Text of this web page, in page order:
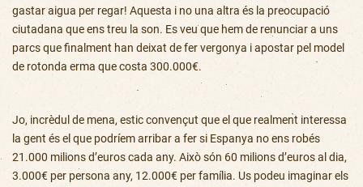
gastar aigua per regar! Aquesta i no una altra és la preocupació
ciutadana que ens treu la son. Es veu que hem de renunciar a uns
parcs que finalment han deixat de fer vergonya i apostar pel model
de rotonda erma que costa 300.000€.
Jo, incrèdul de mena, estic convençut que el que realment interessa
la gent és el que podríem arribar a fer si Espanya no ens robés
21.000 milions d’euros cada any. Això són 60 milions d’euros al dia,
3.000€ per persona any, 12.000€ per família. Us podeu imaginar els